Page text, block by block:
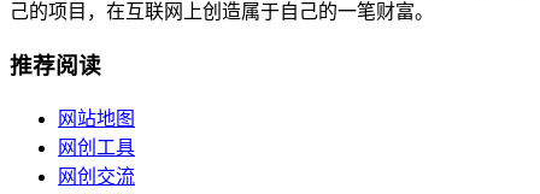
己的项目，在互联网上创造属于自己的一笔财富。
推荐阅读
网站地图
网创工具
网创交流